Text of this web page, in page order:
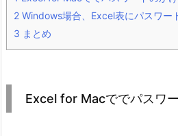
2 Windows場合、Excel表にパスワー
3 まとめ
Excel for Macででパスワ